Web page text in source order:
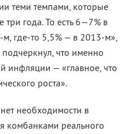
теми темпами, которые
года. То есть 6—7% в
где-то 5,5% — в 2013-м»,
что именно
инфляции — «главное, что
роста».
необходимости в
комбанками реального